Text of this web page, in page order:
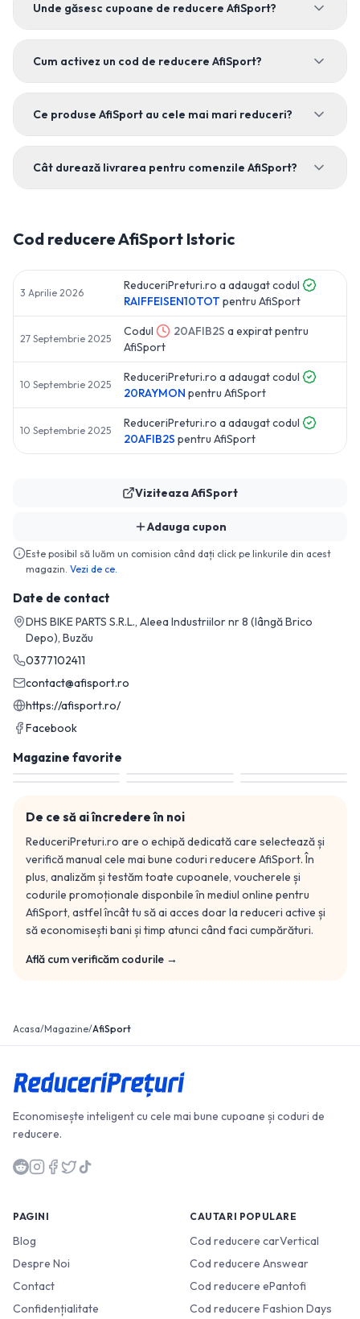
ViziteazaAfiSport
Adauga cupon
Este posibil să luăm un comision când dați click pe linkurile din acest
magazin. Vezi de ce.
Date de contact
DHS BIKE PARTS S.R.L., Aleea Industriilor nr 8 (lângă Brico
Depo), Buzău
0377102411
contact@afisport.ro
https://afisport.ro/
Facebook
Magazine favorite
De ce să ai încredere în noi
ReduceriPreturi.ro are o echipă dedicată care selectează și
verifică manual cele mai bune coduri reducere AfiSport. În
plus, analizăm și testăm toate cupoanele, voucherele și
codurile promoționale disponbile în mediul online pentru
AfiSport, astfel încât tu să ai acces doar la reduceri active și
să economisești bani și timp atunci când faci cumpărături.
Află cum verificăm codurile →
Unde găsesc cupoane de reducere AfiSport?
Cum activez un cod de reducere AfiSport?
Ce produse AfiSport au cele mai mari reduceri?
Cât durează livrarea pentru comenzile AfiSport?
Cod reducereAfiSport Istoric
3 Aprilie 2026
ReduceriPreturi.ro a adaugat codul
RAIFFEISEN10TOT pentru AfiSport
27 Septembrie 2025
Codul 20AFIB2S a expirat pentru
AfiSport
10 Septembrie 2025
ReduceriPreturi.ro a adaugat codul
20RAYMON pentru AfiSport
10 Septembrie 2025
ReduceriPreturi.ro a adaugat codul
20AFIB2S pentru AfiSport
Acasa/Magazine/AfiSport
Economisește inteligent cu cele mai bune cupoane și coduri de
reducere.
PAGINI
Blog
Despre Noi
Contact
Confidențialitate
CAUTARI POPULARE
Cod reducere carVertical
Cod reducere Answear
Cod reducere ePantofi
Cod reducere Fashion Days